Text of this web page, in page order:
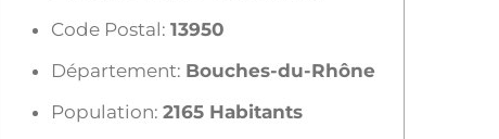
Code Postal:13950
Département: Bouches-du-Rhône
Population:2165 Habitants